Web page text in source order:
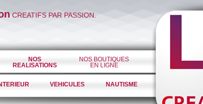
CREATIFS PAR PASSION.
NOS
REALISATIONS
NOS BOUTIQUES
EN LIGNE
VEHICULES NAUTISME